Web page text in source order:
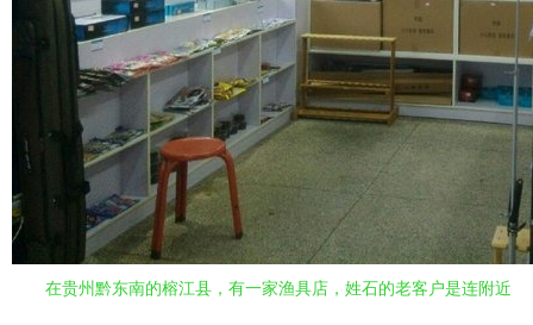
在贵州黔东南的榕江县，有一家渔具店，姓石的老客户是连附近